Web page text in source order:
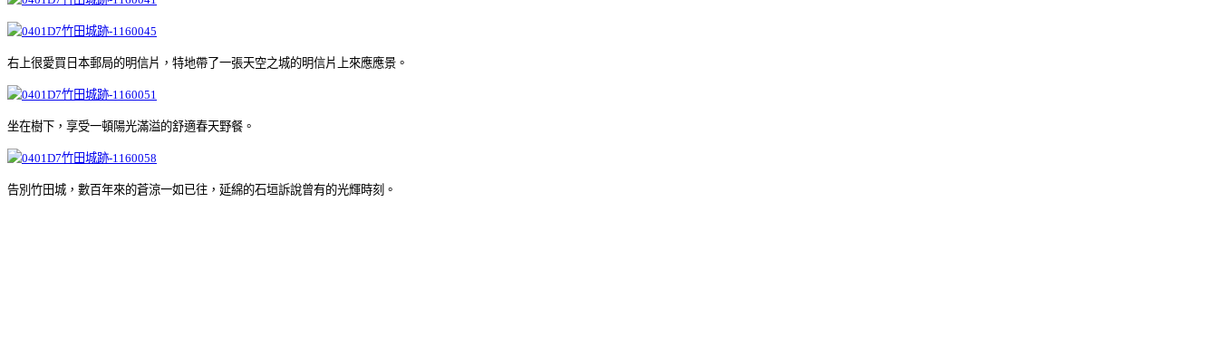
右上很愛買日本郵局的明信片，特地帶了一張天空之城的明信片上來應應景。
坐在樹下，享受一頓陽光滿溢的舒適春天野餐。
告別竹田城，數百年來的蒼涼一如已往，延綿的石垣訴說曾有的光輝時刻。